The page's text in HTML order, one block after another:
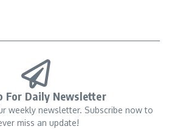
For Daily Newsletter
weekly newsletter. Subscribe now to
miss an update!